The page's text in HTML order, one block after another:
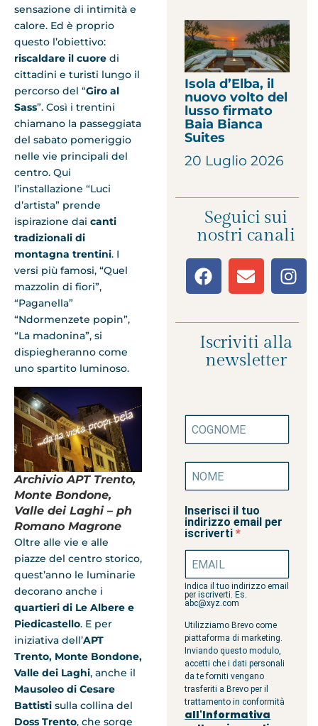
sensazione di intimità e
calore. Ed è proprio
questo l’obiettivo:
riscaldare il cuore di
cittadini e turisti lungo il
percorso del “Giro al
Sass”. Così i trentini
chiamano la passeggiata
del sabato pomeriggio
nelle vie principali del
centro. Qui
l’installazione “Luci
d’artista” prende
ispirazione dai canti
tradizionali di
montagna trentini. I
versi più famosi, “Quel
mazzolin di fiori”,
“Paganella”
“Ndormenzete popin”,
“La madonina”, si
dispiegheranno come
uno spartito luminoso.
Archivio APT Trento,
Monte Bondone,
Valle dei Laghi – ph
Romano Magrone
Oltre alle vie e alle
piazze del centro storico,
quest’anno le luminarie
decorano anche i
quartieri di Le Albere e
Piedicastello. E per
iniziativa dell’APT
Trento, Monte Bondone,
Valle dei Laghi, anche il
Mausoleo di Cesare
Battisti sulla collina del
Doss Trento, che sorge
Isola d’Elba, il
nuovo volto del
lusso firmato
Baia Bianca
Suites
20 Luglio 2026
Seguici sui
nostri canali
Iscriviti alla
newsletter
Inserisci il tuo
indirizzo email per
iscriverti
Indica il tuo indirizzo email
per iscriverti. Es.
abc@xyz.com
Utilizziamo Brevo come
piattaforma di marketing.
Inviando questo modulo,
accetti che i dati personali
da te forniti vengano
trasferiti a Brevo per il
trattamento in conformità
all'Informativa